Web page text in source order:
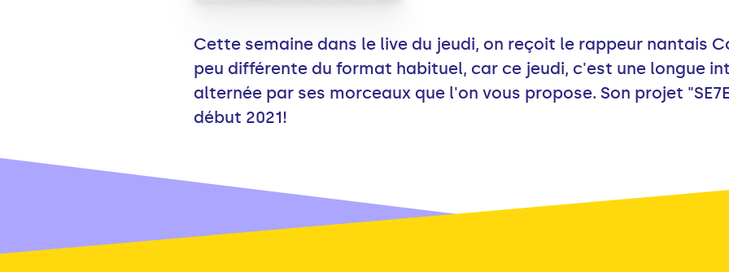
Cette semaine dans le live du jeudi, on reçoit le rappeur nantais
peu différente du format habituel, car ce jeudi, c'est une longue
alternée par ses morceaux que l'on vous propose. Son projet
début 2021!